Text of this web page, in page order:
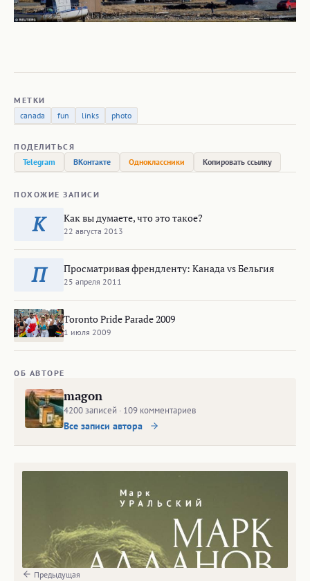
МЕТКИ
canada
fun links photo
ПОДЕЛИТЬСЯ
Telegram
ВКонтакте Одноклассники Копировать ссылку
ПОХОЖИЕ ЗАПИСИ
К Как вы думаете, что это такое?
22 августа 2013
П Просматривая френдленту: Канада vs Бельгия
25 апреля 2011
Toronto Pride Parade 2009
1 июля 2009
ОБ АВТОРЕ
magon
4200 записей · 109 комментариев
Все записи автора
Предыдущая